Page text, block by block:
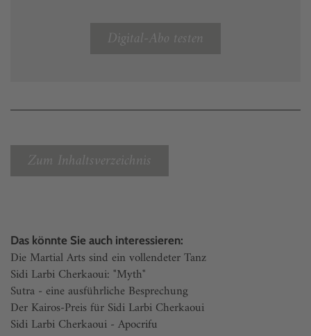
Digital-Abo testen
Zum Inhaltsverzeichnis
Das könnte Sie auch interessieren:
Die Martial Arts sind ein vollendeter Tanz
Sidi Larbi Cherkaoui: "Myth"
Sutra - eine ausführliche Besprechung
Der Kairos-Preis für Sidi Larbi Cherkaoui
Sidi Larbi Cherkaoui - Apocrifu